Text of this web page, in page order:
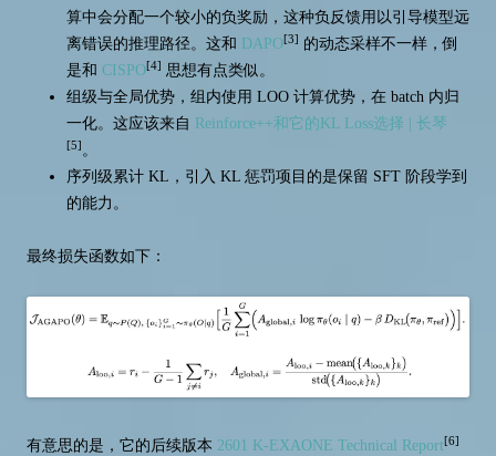
算中会分配一个较小的负奖励，这种负反馈用以引导模型远
离错误的推理路径。这和 DAPO[3]
的动态采样不一样，倒
是和 CISPO[4] 思想有点类似。
组级与全局优势，组内使用 LOO 计算优势，在 batch 内归
一化。这应该来自 Reinforce++和它的KL Loss选择 | 长琴
[5] 。
序列级累计 KL，引入 KL 惩罚项目的是保留 SFT 阶段学到
的能力。
最终损失函数如下：
有意思的是，它的后续版本 2601 K-EXAONE Technical Report[6]